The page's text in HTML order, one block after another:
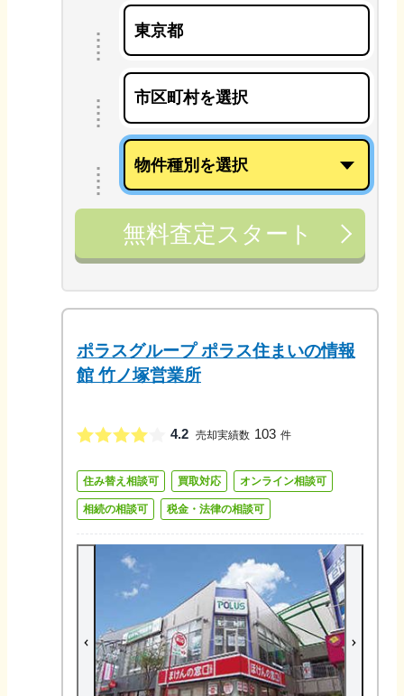
無料査定スタート
ポラスグループ ポラス住まいの情報
館 竹ノ塚営業所
4.2 売却実績数 103 件
住み替え相談可 買取対応 オンライン相談可
相続の相談可 税金・法律の相談可